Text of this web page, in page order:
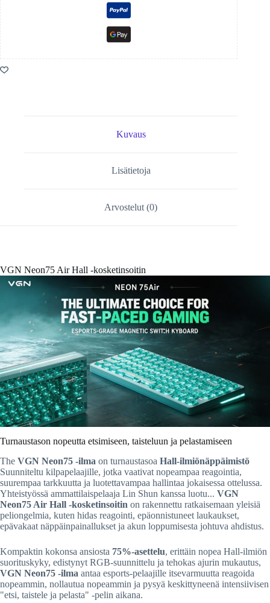
Kuvaus
Lisätietoja
Arvostelut (0)
VGN Neon75 Air Hall -kosketinsoitin
Turnaustason nopeutta etsimiseen, taisteluun ja pelastamiseen
The VGN Neon75 -ilma on turnaustasoa Hall-ilmiönäppäimistö
Suunniteltu kilpapelaajille, jotka vaativat nopeampaa reagointia,
suurempaa tarkkuutta ja luotettavampaa hallintaa jokaisessa ottelussa.
Yhteistyössä ammattilaispelaaja Lin Shun kanssa luotu... VGN
Neon75 Air Hall -kosketinsoitin on rakennettu ratkaisemaan yleisiä
peliongelmia, kuten hidas reagointi, epäonnistuneet laukaukset,
epävakaat näppäinpainallukset ja akun loppumisesta johtuva ahdistus.
Kompaktin kokonsa ansiosta 75%-asettelu, erittäin nopea Hall-ilmiön
suorituskyky, edistynyt RGB-suunnittelu ja tehokas ajurin mukautus,
VGN Neon75 -ilma antaa esports-pelaajille itsevarmuutta reagoida
nopeammin, nollautua nopeammin ja pysyä keskittyneenä intensiivisen
"etsi, taistele ja pelasta" -pelin aikana.